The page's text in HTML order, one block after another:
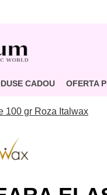
CADOU OFERTA
100 gr Roza Italwax